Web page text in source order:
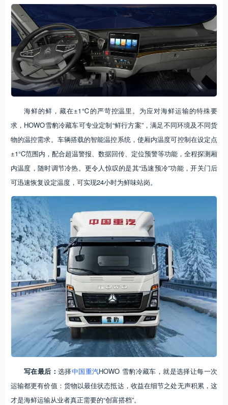
海鲜的鲜，藏在±1℃的严苛控温里。为应对海鲜运输的特殊要
求，HOWO雪豹冷藏车可专业定制“鲜行方案”，满足不同环境及不同货
物的温控需求。车辆搭载的智能温控系统，使厢内温度可控制在设定点
±1°C范围内，配合超温警报、数据回传、定位预警等功能，全程探测厢
内温度，随时调节冷热。更令人惊叹的是其“迅速预冷”功能，开关门后
可迅速恢复设定温度，可实现24小时为鲜味站岗。
写在最后： 选择中国重汽HOWO 雪豹冷藏车，就是选择让每一次
运输都更有价值：货物以最佳状态抵达，收益在细节之处无声积累，这
才是海鲜运输从业者真正需要的“创富搭档”。